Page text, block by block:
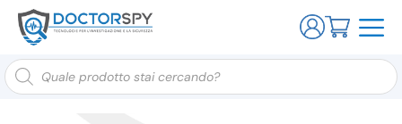
Ricerca
prodotti